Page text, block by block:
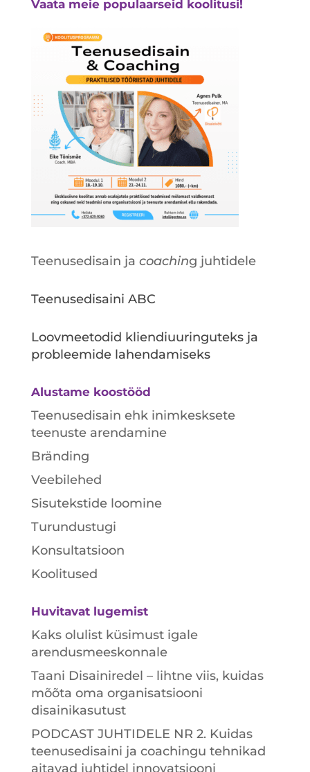
Vaata meie populaarseid koolitusi!
Teenusedisain ja coaching juhtidele
Teenusedisaini ABC
Loovmeetodid kliendiuuringuteks ja
probleemide lahendamiseks
Alustame koostööd
Teenusedisain ehk inimkesksete
teenuste arendamine
Bränding
Veebilehed
Sisutekstide loomine
Turundustugi
Konsultatsioon
Koolitused
Huvitavat lugemist
Kaks olulist küsimust igale
arendusmeeskonnale
Taani Disainiredel – lihtne viis, kuidas
mõõta oma organisatsiooni
disainikasutust
PODCAST JUHTIDELE NR 2. Kuidas
teenusedisaini ja coachingu tehnikad
aitavad juhtidel innovatsiooni